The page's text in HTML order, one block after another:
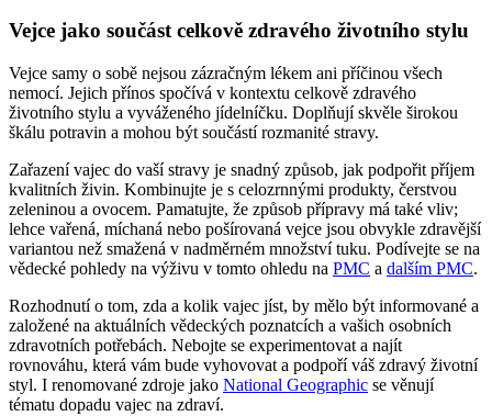
Vejce jako součást celkově zdravého životního stylu
Vejce samy o sobě nejsou zázračným lékem ani příčinou všech
nemocí. Jejich přínos spočívá v kontextu celkově zdravého
životního stylu a vyváženého jídelníčku. Doplňují skvěle širokou
škálu potravin a mohou být součástí rozmanité stravy.
Zařazení vajec do vaší stravy je snadný způsob, jak podpořit příjem
kvalitních živin. Kombinujte je s celozrnnými produkty, čerstvou
zeleninou a ovocem. Pamatujte, že způsob přípravy má také vliv;
lehce vařená, míchaná nebo pošírovaná vejce jsou obvykle zdravější
variantou než smažená v nadměrném množství tuku. Podívejte se na
vědecké pohledy na výživu v tomto ohledu na PMC a dalším PMC.
Rozhodnutí o tom, zda a kolik vajec jíst, by mělo být informované a
založené na aktuálních vědeckých poznatcích a vašich osobních
zdravotních potřebách. Nebojte se experimentovat a najít
rovnováhu, která vám bude vyhovovat a podpoří váš zdravý životní
styl. I renomované zdroje jako National Geographic se věnují
tématu dopadu vajec na zdraví.